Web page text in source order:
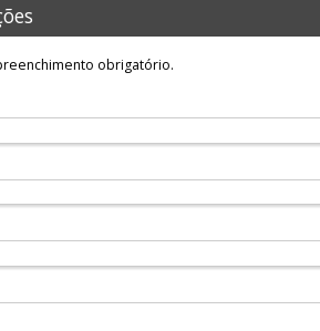
obrigatório.